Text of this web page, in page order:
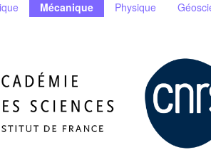
Mécanique Physique